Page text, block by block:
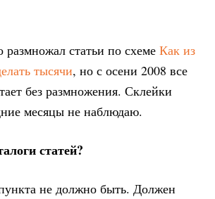
размножал статьи по схемеКак из
тысячи, но с осени 2008 все
без размножения. Склейки
месяцы не наблюдаю.
статей?
не должно быть. Должен